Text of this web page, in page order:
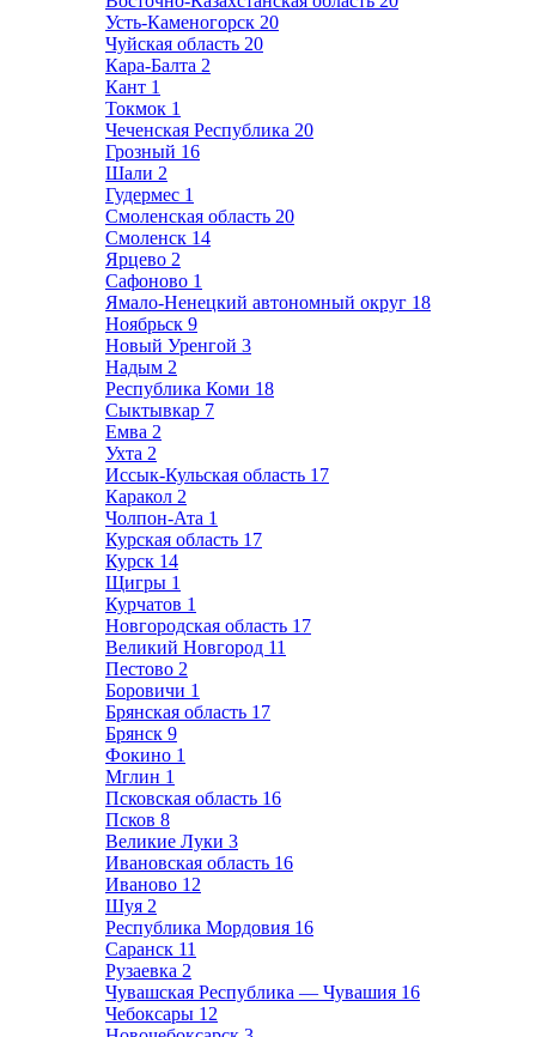
Усть-Каменогорск 20
Чуйская область 20
Кара-Балта 2
Кант 1
Токмок 1
Чеченская Республика 20
Грозный 16
Шали 2
Гудермес 1
Смоленская область 20
Смоленск 14
Ярцево 2
Сафоново 1
Ямало-Ненецкий автономный округ 18
Ноябрьск 9
Новый Уренгой 3
Надым 2
Республика Коми 18
Сыктывкар 7
Емва 2
Ухта 2
Иссык-Кульская область 17
Каракол 2
Чолпон-Ата 1
Курская область 17
Курск 14
Щигры 1
Курчатов 1
Новгородская область 17
Великий Новгород 11
Пестово 2
Боровичи 1
Брянская область 17
Брянск 9
Фокино 1
Мглин 1
Псковская область 16
Псков 8
Великие Луки 3
Ивановская область 16
Иваново 12
Шуя 2
Республика Мордовия 16
Саранск 11
Рузаевка 2
Чувашская Республика — Чувашия 16
Чебоксары 12